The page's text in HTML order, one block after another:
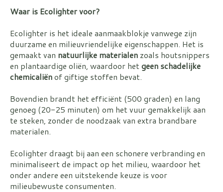
Waar is Ecolighter voor?
Ecolighter is het ideale aanmaakblokje vanwege zijn
duurzame en milieuvriendelijke eigenschappen. Het is
gemaakt van natuurlijke materialen zoals houtsnippers
en plantaardige oliën, waardoor het geen schadelijke
chemicaliënof giftige stoffen bevat.
Bovendien brandt het efficiënt (500 graden) en lang
genoeg (20-25 minuten) om het vuur gemakkelijk aan
te steken, zonder de noodzaak van extra brandbare
materialen.
Ecolighter draagt bij aan een schonere verbranding en
minimaliseert de impact op het milieu, waardoor het
onder andere een uitstekende keuze is voor
milieubewuste consumenten.